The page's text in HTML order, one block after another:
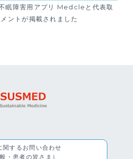
眠障害用アプリ Medcleと代表取
ントが掲載されました
関するお問い合わせ
般・患者の皆さま）